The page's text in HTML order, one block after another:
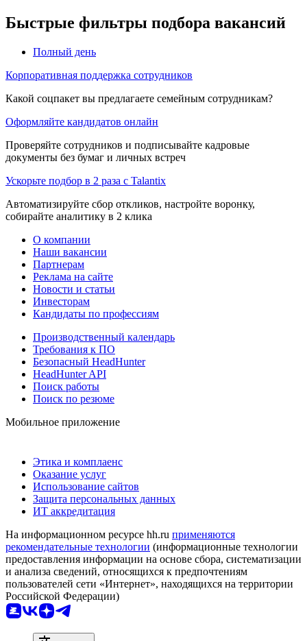
Быстрые фильтры подбора вакансий
Полный день
Корпоративная поддержка сотрудников
Какой соцпакет вы предлагаете семейным сотрудникам?
Оформляйте кандидатов онлайн
Проверяйте сотрудников и подписывайте кадровые
документы без бумаг и личных встреч
Ускорьте подбор в 2 раза с Talantix
Автоматизируйте сбор откликов, настройте воронку,
собирайте аналитику в 2 клика
О компании
Наши вакансии
Партнерам
Реклама на сайте
Новости и статьи
Инвесторам
Кандидаты по профессиям
Производственный календарь
Требования к ПО
Безопасный HeadHunter
HeadHunter API
Поиск работы
Поиск по резюме
Мобильное приложение
Этика и комплаенс
Оказание услуг
Использование сайтов
Защита персональных данных
ИТ аккредитация
На информационном ресурсе hh.ru применяются
рекомендательные технологии (информационные технологии
предоставления информации на основе сбора, систематизации
и анализа сведений, относящихся к предпочтениям
пользователей сети «Интернет», находящихся на территории
Российской Федерации)